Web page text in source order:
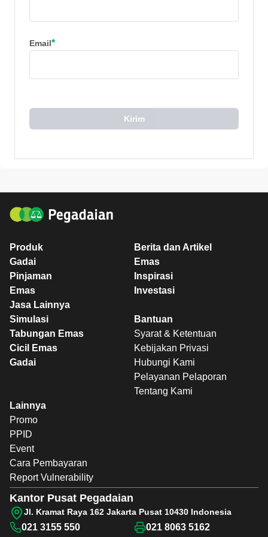
Email*
Kirim
Produk
Gadai
Pinjaman
Emas
Jasa Lainnya
Berita dan Artikel
Emas
Inspirasi
Investasi
Simulasi
Tabungan Emas
Cicil Emas
Gadai
Bantuan
Syarat & Ketentuan
Kebijakan Privasi
Hubungi Kami
Pelayanan Pelaporan
Tentang Kami
Lainnya
Promo
PPID
Event
Cara Pembayaran
Report Vulnerability
Kantor Pusat Pegadaian
Jl. Kramat Raya 162 Jakarta Pusat 10430 Indonesia
021 3155 550 021 8063 5162